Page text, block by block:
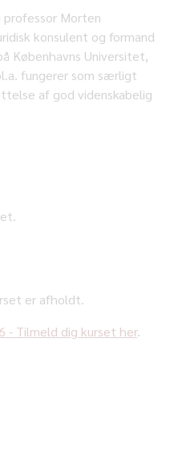
professor Morten
konsulent og formand
Københavns Universitet,
fungerer som særligt
af god videnskabelig
er afholdt.
- Tilmeld dig kurset her.